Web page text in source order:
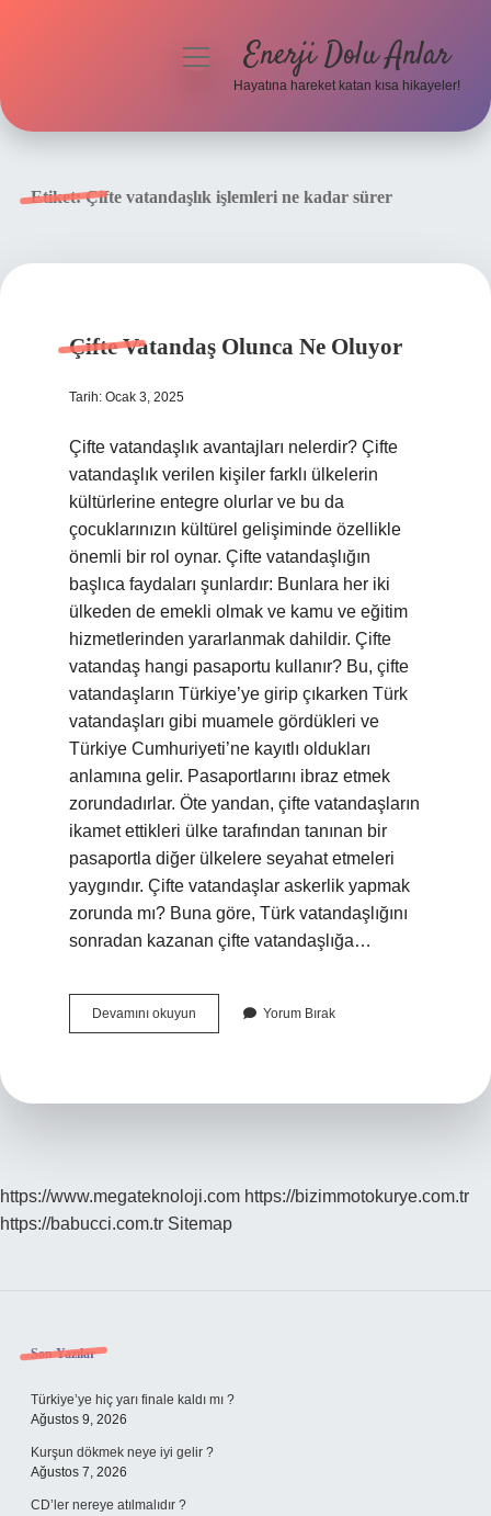
menüyüEnerji Dolu Anlar
Hayatına hareket katan kısa hikayeler!
Etiket:Çifte vatandaşlık işlemleri ne kadar sürer
Çifte Vatandaş Olunca Ne Oluyor
Tarih: Ocak 3, 2025
Çifte vatandaşlık avantajları nelerdir? Çifte
vatandaşlık verilen kişiler farklı ülkelerin
kültürlerine entegre olurlar ve bu da
çocuklarınızın kültürel gelişiminde özellikle
önemli bir rol oynar. Çifte vatandaşlığın
başlıca faydaları şunlardır: Bunlara her iki
ülkeden de emekli olmak ve kamu ve eğitim
hizmetlerinden yararlanmak dahildir. Çifte
vatandaş hangi pasaportu kullanır? Bu, çifte
vatandaşların Türkiye’ye girip çıkarken Türk
vatandaşları gibi muamele gördükleri ve
Türkiye Cumhuriyeti’ne kayıtlı oldukları
anlamına gelir. Pasaportlarını ibraz etmek
zorundadırlar. Öte yandan, çifte vatandaşların
ikamet ettikleri ülke tarafından tanınan bir
pasaportla diğer ülkelere seyahat etmeleri
yaygındır. Çifte vatandaşlar askerlik yapmak
zorunda mı? Buna göre, Türk vatandaşlığını
sonradan kazanan çifte vatandaşlığa…
Devamını okuyun
Vatandaş
Yorum Bırak
https://www.megateknoloji.com https://bizimmotokurye.com.tr
https://babucci.com.tr Sitemap
Sidebar
Son Yazılar
Türkiye’ye hiç yarı finale kaldı mı ?
Ağustos 9, 2026
Kurşun dökmek neye iyi gelir ?
Ağustos 7, 2026
CD’ler nereye atılmalıdır ?